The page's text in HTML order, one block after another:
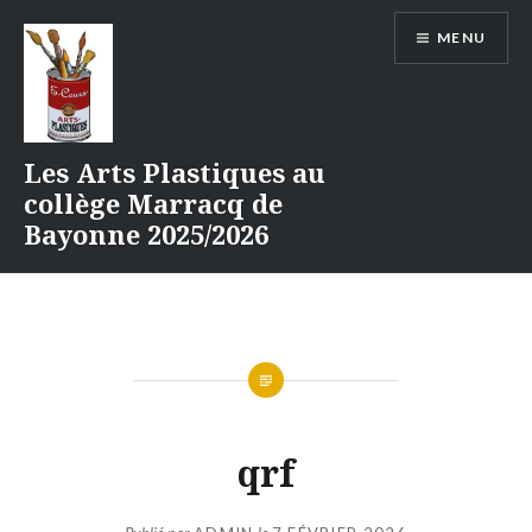
contenu
Les Arts Plastiques au
collège Marracq de
Bayonne 2025/2026
MENU
qrf